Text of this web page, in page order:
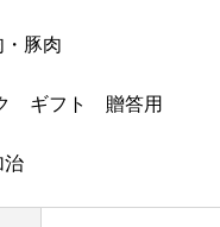
豚肉
ギフト 贈答用